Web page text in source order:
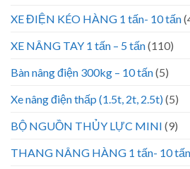
XE ĐIỆN KÉO HÀNG 1 tấn- 10 tấn
XE NÂNG TAY 1 tấn – 5 tấn(110)
Bàn nâng điện 300kg – 10 tấn(5)
Xe nâng điện thấp (1.5t, 2t, 2.5t)(5)
BỘ NGUỒN THỦY LỰC MINI (9)
THANG NÂNG HÀNG 1 tấn- 10 tấn